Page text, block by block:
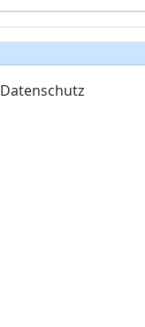
Datenschutz